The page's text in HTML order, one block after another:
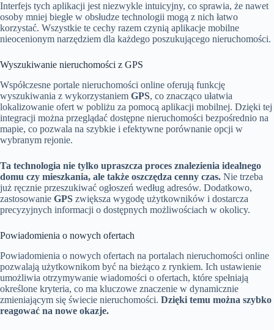
Interfejs tych aplikacji jest niezwykle intuicyjny, co sprawia, że nawet
osoby mniej biegłe w obsłudze technologii mogą z nich łatwo
korzystać. Wszystkie te cechy razem czynią aplikacje mobilne
nieocenionym narzędziem dla każdego poszukującego nieruchomości.
Wyszukiwanie nieruchomości z GPS
Współczesne portale nieruchomości online oferują funkcję
wyszukiwania z wykorzystaniem GPS, co znacząco ułatwia
lokalizowanie ofert w pobliżu za pomocą aplikacji mobilnej. Dzięki tej
integracji można przeglądać dostępne nieruchomości bezpośrednio na
mapie, co pozwala na szybkie i efektywne porównanie opcji w
wybranym rejonie.
Ta technologia nie tylko upraszcza proces znalezienia idealnego
domu czy mieszkania, ale także oszczędza cenny czas. Nie trzeba
już ręcznie przeszukiwać ogłoszeń według adresów. Dodatkowo,
zastosowanie GPS zwiększa wygodę użytkowników i dostarcza
precyzyjnych informacji o dostępnych możliwościach w okolicy.
Powiadomienia o nowych ofertach
Powiadomienia o nowych ofertach na portalach nieruchomości online
pozwalają użytkownikom być na bieżąco z rynkiem. Ich ustawienie
umożliwia otrzymywanie wiadomości o ofertach, które spełniają
określone kryteria, co ma kluczowe znaczenie w dynamicznie
zmieniającym się świecie nieruchomości. Dzięki temu można szybko
reagować na nowe okazje.